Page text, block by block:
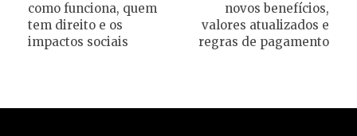
como funciona, quem
tem direito e os
impactos sociais
novos benefícios,
valores atualizados e
regras de pagamento